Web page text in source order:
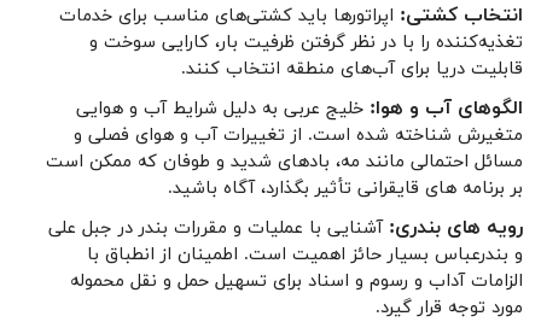
انتخاب کشتی: اپراتورها باید کشتی‌های مناسب برای خدمات
تغذیه‌کننده را با در نظر گرفتن ظرفیت بار، کارایی سوخت و
قابلیت دریا برای آب‌های منطقه انتخاب کنند.
الگوهای آب و هوا: خلیج عربی به دلیل شرایط آب و هوایی
متغیرش شناخته شده است. از تغییرات آب و هوای فصلی و
مسائل احتمالی مانند مه، بادهای شدید و طوفان که ممکن است
بر برنامه های قایقرانی تأثیر بگذارد، آگاه باشید.
رویه های بندری: آشنایی با عملیات و مقررات بندر در جبل علی
و بندرعباس بسیار حائز اهمیت است. اطمینان از انطباق با
الزامات آداب و رسوم و اسناد برای تسهیل حمل و نقل محموله
مورد توجه قرار گیرد.